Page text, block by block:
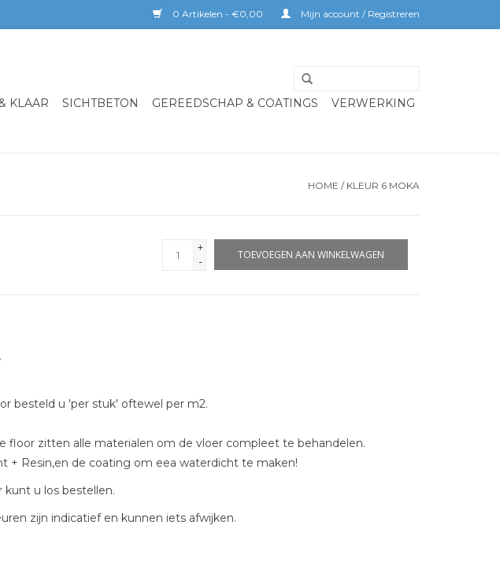
0 Artikelen - €0,00 Mijn account / Registreren
KLAAR SICHTBETON GEREEDSCHAP & COATINGS VERWERKING
HOME / KLEUR 6 MOKA
+
-
TOEVOEGEN AAN WINKELWAGEN
besteld u 'per stuk' oftewel per m2.
floor zitten alle materialen om de vloer compleet te behandelen.
+ Resin,en de coating om eea waterdicht te maken!
kunt u los bestellen.
zijn indicatief en kunnen iets afwijken.